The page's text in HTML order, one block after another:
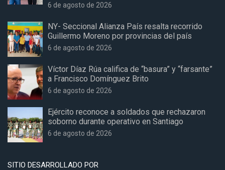
6 de agosto de 2026
NY- Seccional Alianza País resalta recorrido
Guillermo Moreno por provincias del país
6 de agosto de 2026
Víctor Díaz Rúa califica de “basura” y “farsante”
a Francisco Domínguez Brito
6 de agosto de 2026
Ejército reconoce a soldados que rechazaron
soborno durante operativo en Santiago
6 de agosto de 2026
SITIO DESARROLLADO POR